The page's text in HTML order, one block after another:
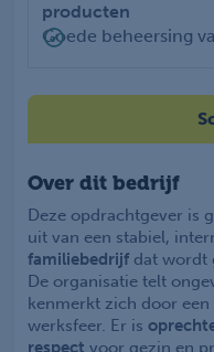
producten
Goede beheersing
Over dit bedrijf
Deze opdrachtgever is
uit van een stabiel,
familiebedrijf dat wordt
De organisatie telt
kenmerkt zich door een
werksfeer. Er is
respect voor gezin en